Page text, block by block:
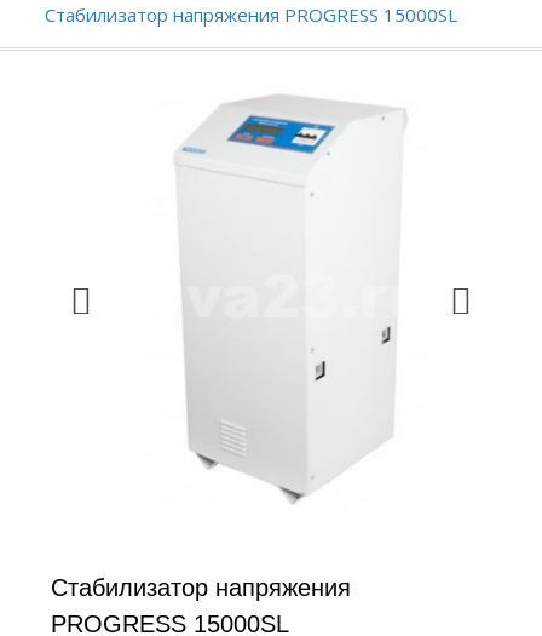
Стабилизатор напряжения PROGRESS 15000SL
Стабилизатор напряжения
PROGRESS 15000SL